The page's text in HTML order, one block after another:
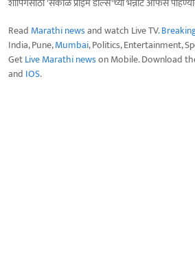
Read Marathi newsand watch Live TV.
India, Pune,Mumbai, Politics, Entertainment,
GetLive Marathi newson Mobile. Download
and IOS.